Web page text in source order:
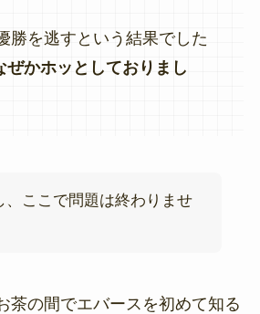
勝を逃すという結果でした
ぜかホッとしておりまし
、ここで問題は終わりませ
茶の間でエバースを初めて知る